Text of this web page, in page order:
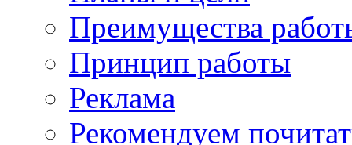
Преимущества
Принцип работы
Реклама
Рекомендуем